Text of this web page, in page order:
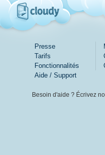
Presse
Tarifs
Fonctionnalités
Aide / Support
Besoin d'aide ? Écrivez